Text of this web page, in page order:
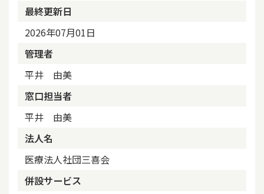
最終更新日
2026年07月01日
管理者
平井 由美
窓口担当者
平井 由美
法人名
医療法人社団三喜会
併設サービス